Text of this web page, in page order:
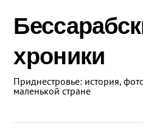
хроники
Приднестровье: история,
маленькой стране